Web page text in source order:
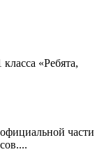
«Ребята,
части